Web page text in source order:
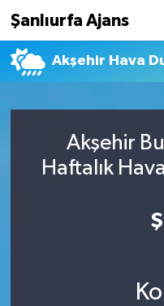
Şanlıurfa Ajans
Akşehir Hava
Akşehir
Haftalık
Nöbetçi
Namaz Vakitleri
Süper Lig Puan